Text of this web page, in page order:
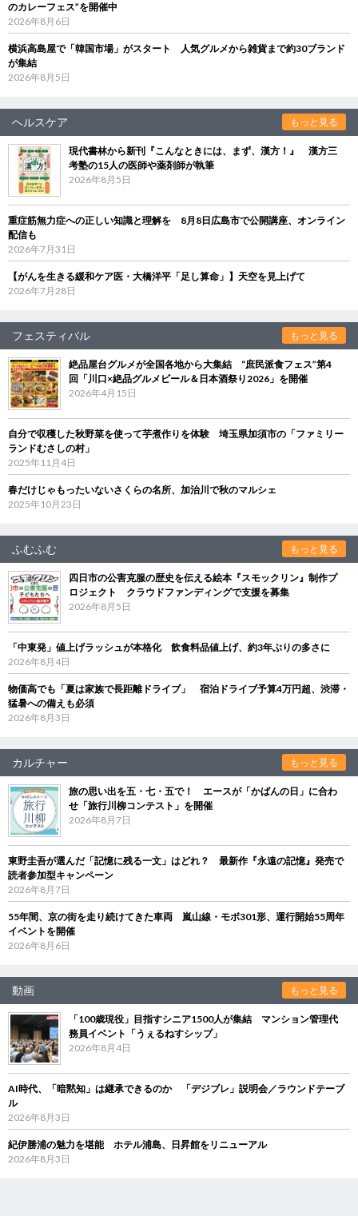
のカレーフェス”を開催中
2026年8月6日
横浜高島屋で「韓国市場」がスタート 人気グルメから雑貨まで約30ブランド
が集結
2026年8月5日
ヘルスケア もっと見る
現代書林から新刊『こんなときには、まず、漢方！』 漢方三
考塾の15人の医師や薬剤師が執筆
2026年8月5日
重症筋無力症への正しい知識と理解を 8月8日広島市で公開講座、オンライン
配信も
2026年7月31日
【がんを生きる緩和ケア医・大橋洋平「足し算命」】天空を見上げて
2026年7月28日
フェスティバル もっと見る
絶品屋台グルメが全国各地から大集結 “庶民派食フェス”第4
回「川口×絶品グルメビール＆日本酒祭り2026」を開催
2026年4月15日
自分で収穫した秋野菜を使って芋煮作りを体験 埼玉県加須市の「ファミリー
ランドむさしの村」
2025年11月4日
春だけじゃもったいないさくらの名所、加治川で秋のマルシェ
2025年10月23日
ふむふむ もっと見る
四日市の公害克服の歴史を伝える絵本『スモックリン』制作プ
ロジェクト クラウドファンディングで支援を募集
2026年8月5日
「中東発」値上げラッシュが本格化 飲食料品値上げ、約3年ぶりの多さに
2026年8月4日
物価高でも「夏は家族で長距離ドライブ」 宿泊ドライブ予算4万円超、渋滞・
猛暑への備えも必須
2026年8月3日
カルチャー もっと見る
旅の思い出を五・七・五で！ エースが「かばんの日」に合わ
せ「旅行川柳コンテスト」を開催
2026年8月7日
東野圭吾が選んだ「記憶に残る一文」はどれ？ 最新作『永遠の記憶』発売で
読者参加型キャンペーン
2026年8月7日
55年間、京の街を走り続けてきた車両 嵐山線・モボ301形、運行開始55周年
イベントを開催
2026年8月6日
動画 もっと見る
「100歳現役」目指すシニア1500人が集結 マンション管理代
務員イベント「うぇるねすシップ」
2026年8月4日
AI時代、「暗黙知」は継承できるのか 「デジブレ」説明会／ラウンドテーブ
ル
2026年8月3日
紀伊勝浦の魅力を堪能 ホテル浦島、日昇館をリニューアル
2026年8月3日